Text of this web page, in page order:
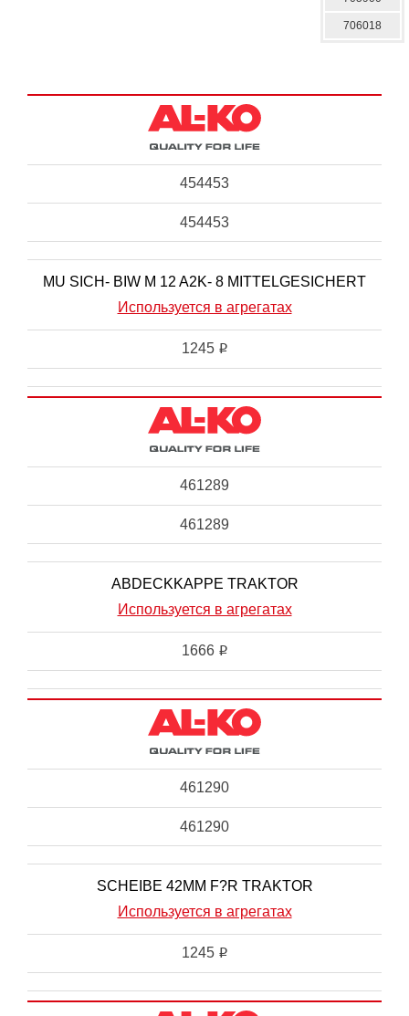
706018
454453
454453
MU SICH- BIW M 12 A2K- 8 MITTELGESICHERT
Используется в агрегатах
1245 i
461289
461289
ABDECKKAPPE TRAKTOR
Используется в агрегатах
1666 i
461290
461290
SCHEIBE 42MM F?R TRAKTOR
Используется в агрегатах
1245 i